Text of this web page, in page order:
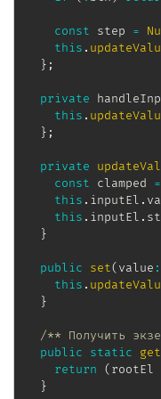
const step =
this .
} ;
private
this .
} ;
private
const clamped =
this . inputEl .
this . inputEl .
}
public set(value :
this .
}
/** Получить
public
static
return
(rootEl
}